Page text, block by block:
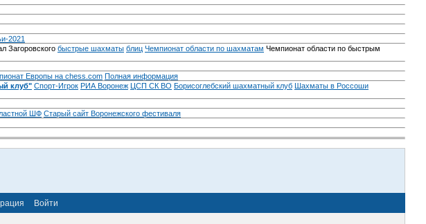
2021
Загоровского быстрые шахматы блиц Чемпионат области по шахматам Чемпионат области по быстрым
Европы на chess.com Полная информация
клуб" Спорт-Игрок РИА Воронеж ЦСП СК ВО Борисоглебский шахматный клуб Шахматы в Россоши
ШФ Старый сайт Воронежского фестиваля
Войти